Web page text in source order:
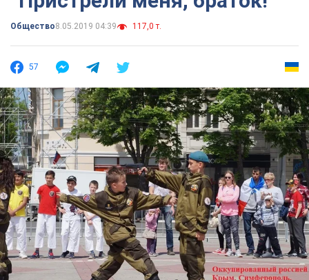
Общество8.05.2019 04:39 117,0 т.
57